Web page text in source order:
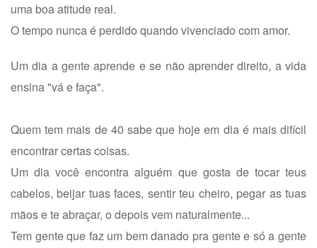
uma boa atitude real.
O tempo nunca é perdido quando vivenciado com amor.
Um dia a gente aprende e se não aprender direito, a vida
ensina "vá e faça".
Quem tem mais de 40 sabe que hoje em dia é mais difícil
encontrar certas coisas.
Um dia você encontra alguém que gosta de tocar teus
cabelos, beijar tuas faces, sentir teu cheiro, pegar as tuas
mãos e te abraçar, o depois vem naturalmente...
Tem gente que faz um bem danado pra gente e só a gente